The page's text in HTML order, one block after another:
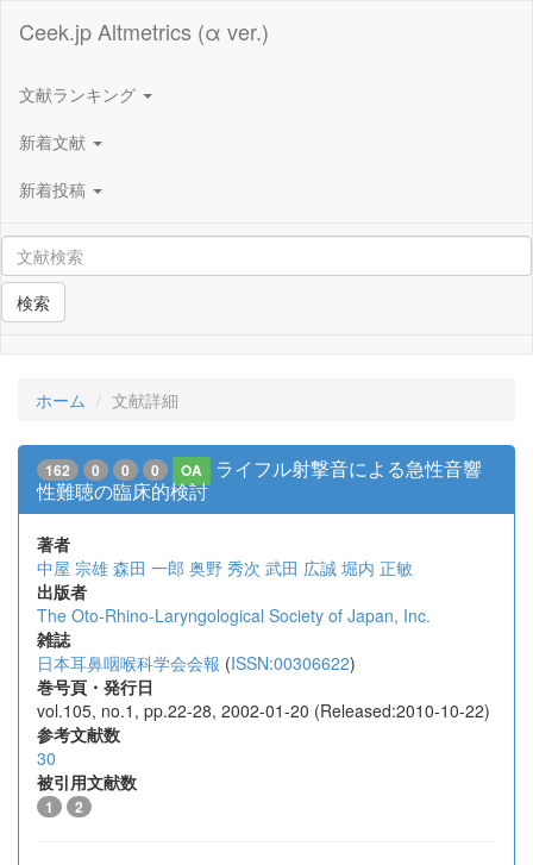
Ceek.jp Altmetrics (α ver.)
文献ランキング
新着文献
新着投稿
検索
ホーム 文献詳細
162 0 0 0 OA
ライフル射撃音による急性音響
性難聴の臨床的検討
著者
中屋 宗雄 森田 一郎 奥野 秀次 武田 広誠 堀内 正敏
出版者
The Oto-Rhino-Laryngological Society of Japan, Inc.
雑誌
日本耳鼻咽喉科学会会報 (ISSN:00306622)
巻号頁・発行日
vol.105, no.1, pp.22-28, 2002-01-20 (Released:2010-10-22)
参考文献数
30
被引用文献数
1 2